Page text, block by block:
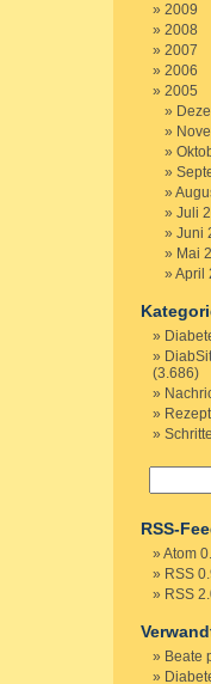
2009
2008
2007
2006
2005
Juli
Juni
Mai
April
(3.686)
RSS-
Atom
RSS
RSS
Beate